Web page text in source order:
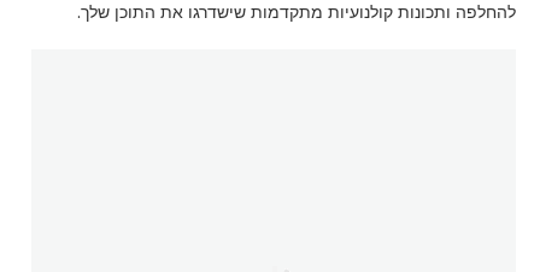
להחלפה ותכונות קולנועיות מתקדמות שישדרגו את התוכן שלך.